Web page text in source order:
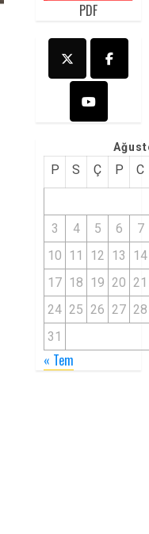
PDF
P S Ç P C
3 4 5 6
7
10 11 12 13
14
17 18 19 20 21
24 25 26 27 28
31
« Tem